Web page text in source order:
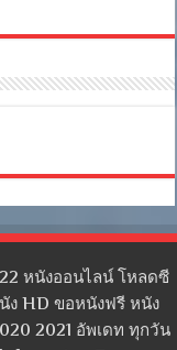
หนังออนไลน์ โหลดซี
HD ขอหนังฟรี หนัง
2021 อัพเดท ทุกวัน